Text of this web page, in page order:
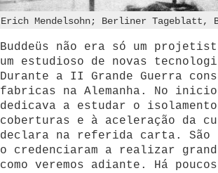
Erich Mendelsohn; Berliner Tageblatt,
Buddeüs não era só um
um estudioso de novas
Durante a II Grande Guerra
fabricas na Alemanha. No inicio
dedicava a estudar o
coberturas e à aceleração da
declara na referida carta. São
o credenciaram a realizar
como veremos adiante. Há